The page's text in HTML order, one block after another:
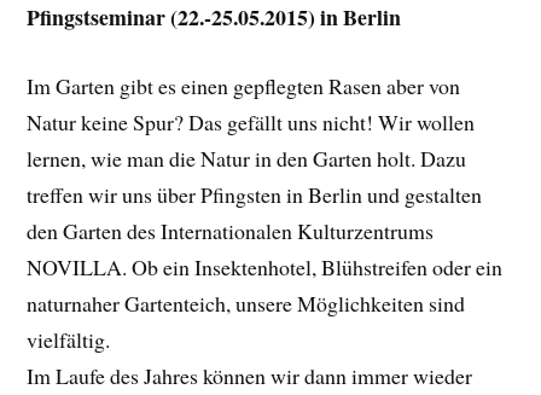
Pfingstseminar (22.-25.05.2015) in Berlin
Im Garten gibt es einen gepflegten Rasen aber von
Natur keine Spur? Das gefällt uns nicht! Wir wollen
lernen, wie man die Natur in den Garten holt. Dazu
treffen wir uns über Pfingsten in Berlin und gestalten
den Garten des Internationalen Kulturzentrums
NOVILLA. Ob ein Insektenhotel, Blühstreifen oder ein
naturnaher Gartenteich, unsere Möglichkeiten sind
vielfältig.
Im Laufe des Jahres können wir dann immer wieder